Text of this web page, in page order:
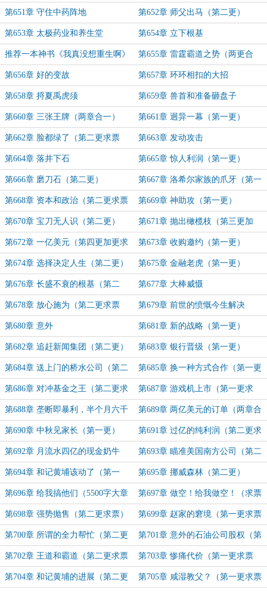
第651章 守住中药阵地 第652章 师父出马（第二更）
第653章 太极药业和养生堂 第654章 立下根基
推荐一本神书《我真没想重生啊》 第655章 雷霆霸道之势（两更合
一）
第656章 好的变故 第657章 环环相扣的大招
第658章 捋夏禹虎须 第659章 兽首和准备砸盘子
第660章 三张王牌（两章合一） 第661章 迥异一幕（第一更）
第662章 脸都绿了（第二更求票
票）
第663章 发动攻击
第664章 落井下石 第665章 惊人利润（第一更）
第666章 磨刀石（第二更） 第667章 洛希尔家族的爪牙（第一
更）
第668章 资本和政治（第二更求票
票）
第669章 神助攻（第一更）
第670章 宝刀无人识（第二更） 第671章 抛出橄榄枝（第三更加
更）
第672章 一亿美元（第四更加更求
票）
第673章 收购邀约（第一更）
第674章 选择决定人生（第二更） 第675章 金融老虎（第一更）
第676章 长盛不衰的根基（第二
更）
第677章 大棒威慑
第678章 放心施为（第二更求票
票）
第679章 前世的愤慨今生解决
第680章 意外 第681章 新的战略（第一更）
第682章 追赶新闻集团（第二更） 第683章 银行晋级（第一更）
第684章 送上门的桥水公司（第二
更求票）
第685章 换一种方式合作（第一更
求票）
第686章 对冲基金之王（第二更求
票）
第687章 游戏机上市（第一更求
票）
第688章 垄断即暴利，半个月六千
万（第二更求票票）
第689章 两亿美元的订单（两章合
一求票票）
第690章 中秋见家长（第一更） 第691章 过亿的纯利润（第二更求
票票）
第692章 月流水四亿的现金奶牛
（第一更）
第693章 瞄准美国南方公司（第二
更求票票）
第694章 和记黄埔该动了（第一
更）
第695章 挪威森林（第二更）
第696章 给我搞他们（5500字大章
求票票）
第697章 做空！给我做空！（求票
票）
第698章 强势抛售（第二更求票） 第699章 赵家的窘境（第一更求票
票）
第700章 所谓的全力帮忙（第二更
求票票）
第701章 意外的石油公司股权（第
一更求票）
第702章 王道和霸道（第二更求票
票）
第703章 惨痛代价（第一更求票
票）
第704章 和记黄埔的进展（第二更 第705章 咸湿教父？（第一更求票